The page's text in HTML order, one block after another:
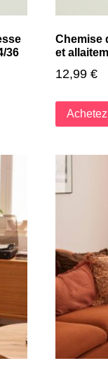
36
Chemise
et
12,99 €
Achetez